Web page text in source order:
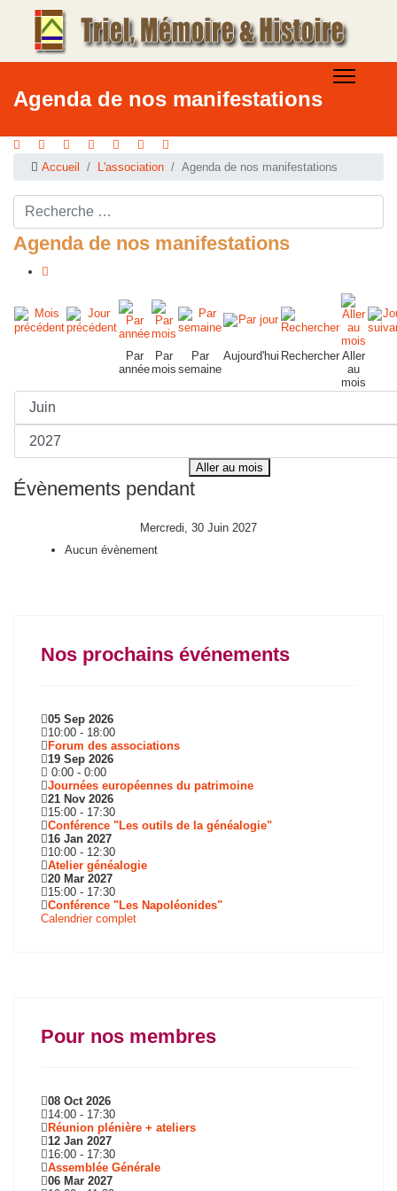
Agenda de nos manifestations
Accueil L'association Agenda de nos manifestations
Rechercher ...
Agenda de nos manifestations
Par
année
Par
mois
Par
semaine
Aujourd'hui Rechercher Aller
au
mois
Aller au mois
Évènements pendant
Mercredi, 30 Juin 2027
Aucun évènement
Nos prochains événements
05 Sep 2026
10:00 - 18:00
Forum des associations
19 Sep 2026
0:00 - 0:00
Journées européennes du patrimoine
21 Nov 2026
15:00 - 17:30
Conférence "Les outils de la généalogie"
16 Jan 2027
10:00 - 12:30
Atelier généalogie
20 Mar 2027
15:00 - 17:30
Conférence "Les Napoléonides"
Calendrier complet
Pour nos membres
08 Oct 2026
14:00 - 17:30
Réunion plénière + ateliers
12 Jan 2027
16:00 - 17:30
Assemblée Générale
06 Mar 2027